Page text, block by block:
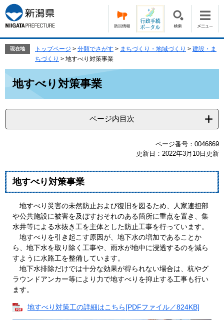
ー
ジ
の
で
ニ
ュ
ー
ば
本
文
現在地 トップページ > 分類でさがす > まちづくり・地域づくり > 建設・ま
ちづくり > 地すべり対策事業
地すべり対策事業
ページ内目次
ページ番号：0046869
更新日：2022年3月10日更新
地すべり対策事業
地すべり災害の未然防止および復旧を図るため、人家連担部
や公共施設に被害を及ぼすおそれのある箇所に重点を置き、集
水井等による水抜き工を主体とした防止工事を行っています。
地すべりを引き起こす原因が、地下水の増加であることか
ら、地下水を取り除く工事や、雨水が地中に浸透するのを減ら
すように水路工を整備しています。
地下水排除だけでは十分な効果が得られない場合は、杭やグ
ラウンドアンカー等により力で地すべりを抑止する工事も行い
ます。
地すべり対策工の詳細はこちら[PDFファイル／824KB]